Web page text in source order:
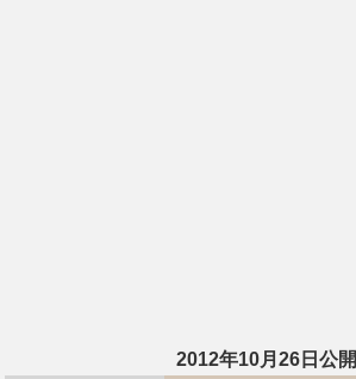
2012年10月26日公開